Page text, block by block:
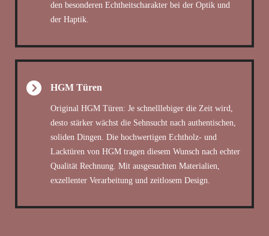
den besonderen Echtheitscharakter bei der Optik und
der Haptik.
HGM Türen
Original HGM Türen: Je schnelllebiger die Zeit wird,
desto stärker wächst die Sehnsucht nach authentischen,
soliden Dingen. Die hochwertigen Echtholz- und
Lacktüren von HGM tragen diesem Wunsch nach echter
Qualität Rechnung. Mit ausgesuchten Materialien,
exzellenter Verarbeitung und zeitlosem Design.